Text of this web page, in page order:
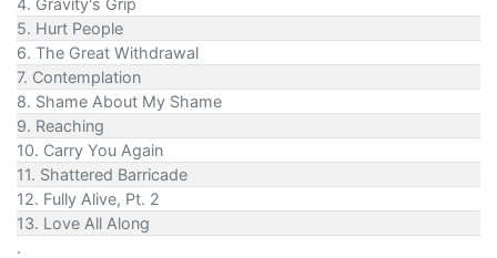
4. Gravity's Grip
5. Hurt People
6. The Great Withdrawal
7. Contemplation
8. Shame About My Shame
9. Reaching
10. Carry You Again
11. Shattered Barricade
12. Fully Alive, Pt. 2
13. Love All Along
.